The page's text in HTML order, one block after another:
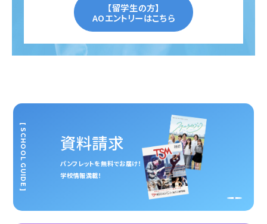
【留学生の方】
AOエントリーはこちら
資料請求
パンフレットを無料でお届け！
学校情報満載！
[ SCHOOL GUIDE ]